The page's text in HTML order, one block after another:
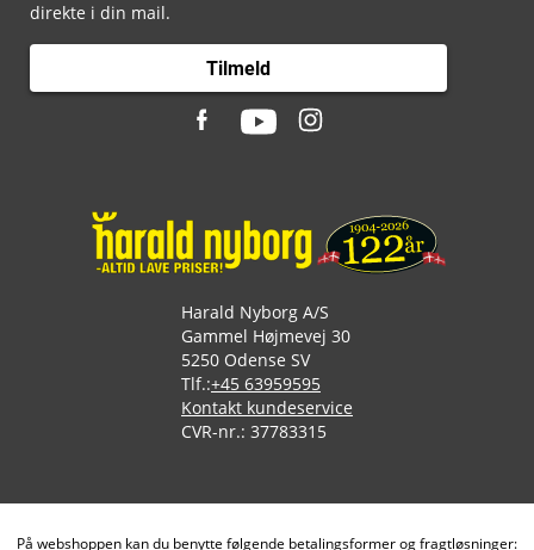
direkte i din mail.
Tilmeld
Harald Nyborg A/S
Gammel Højmevej 30
5250 Odense SV
Tlf.:+45 63959595
Kontakt kundeservice
CVR-nr.: 37783315
På webshoppen kan du benytte følgende betalingsformer og fragtløsninger: